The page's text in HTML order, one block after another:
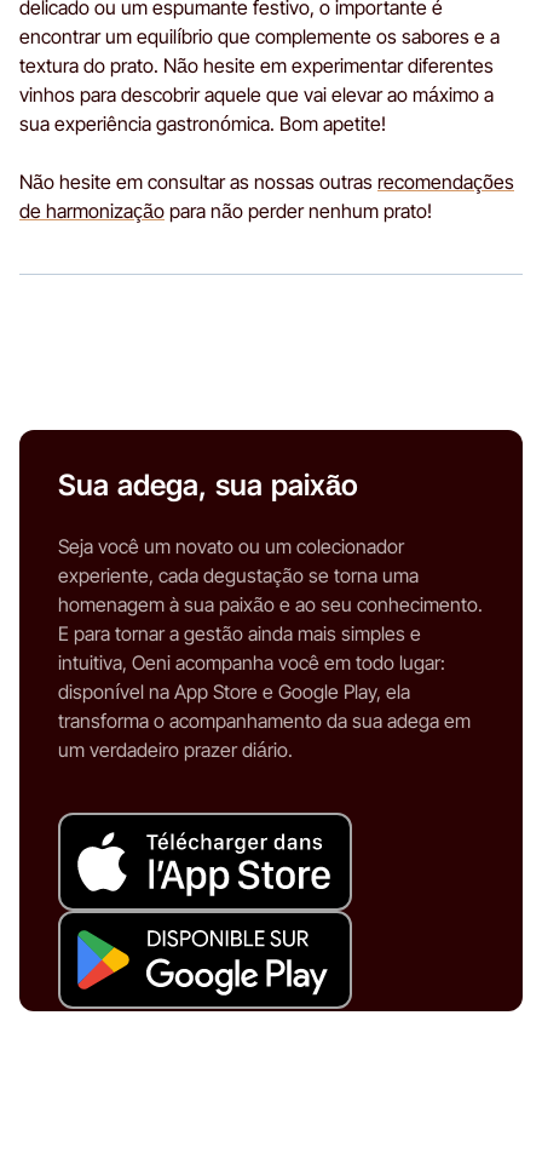
delicado ou um espumante festivo, o importante é
encontrar um equilíbrio que complemente os sabores e a
textura do prato. Não hesite em experimentar diferentes
vinhos para descobrir aquele que vai elevar ao máximo a
sua experiência gastronómica. Bom apetite!
Não hesite em consultar as nossas outras recomendações
de harmonização para não perder nenhum prato!
Sua adega, sua paixão
Seja você um novato ou um colecionador
experiente, cada degustação se torna uma
homenagem à sua paixão e ao seu conhecimento.
E para tornar a gestão ainda mais simples e
intuitiva, Oeni acompanha você em todo lugar:
disponível na App Store e Google Play, ela
transforma o acompanhamento da sua adega em
um verdadeiro prazer diário.